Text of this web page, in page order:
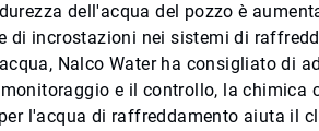
dell'acqua del pozzo è
di incrostazioni nei sistemi di
Nalco Water ha consigliato di
e il controllo, la chimica
l'acqua di raffreddamento aiuta il